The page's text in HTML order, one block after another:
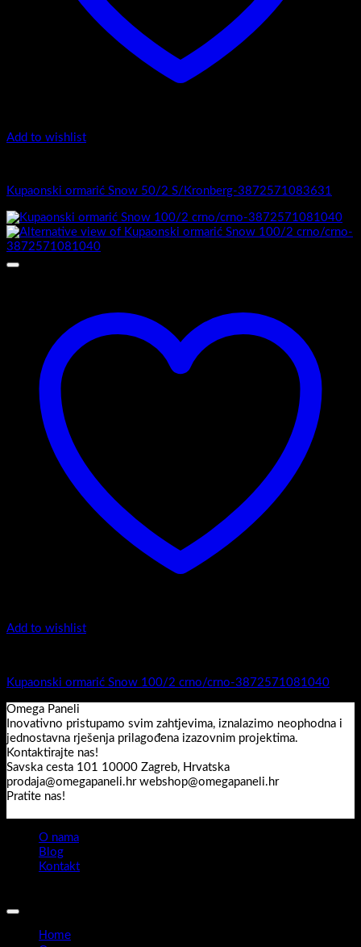
Add to wishlist
Kupaonski ormarić Snow 50/2 S/Kronberg-3872571083631
Add to wishlist
Kupaonski ormarić Snow 100/2 crno/crno-3872571081040
Omega Paneli
Inovativno pristupamo svim zahtjevima, iznalazimo neophodna i
jednostavna rješenja prilagođena izazovnim projektima.
Kontaktirajte nas!
Savska cesta 101 10000 Zagreb, Hrvatska
prodaja@omegapaneli.hr webshop@omegapaneli.hr
Pratite nas!
O nama
Blog
Kontakt
Home